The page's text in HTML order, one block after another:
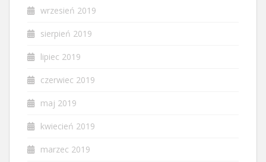
wrzesień 2019
sierpień 2019
lipiec 2019
czerwiec 2019
maj 2019
kwiecień 2019
marzec 2019